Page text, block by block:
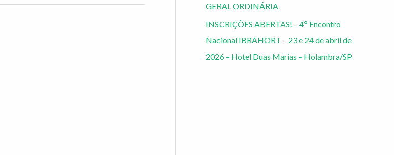
GERAL ORDINÁRIA
INSCRIÇÕES ABERTAS! – 4º Encontro
Nacional IBRAHORT – 23 e 24 de abril de
2026 – Hotel Duas Marias – Holambra/SP